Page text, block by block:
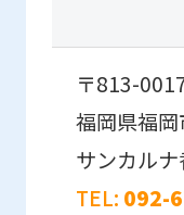
〒813-
福岡県福
サンカル
TEL: 092-